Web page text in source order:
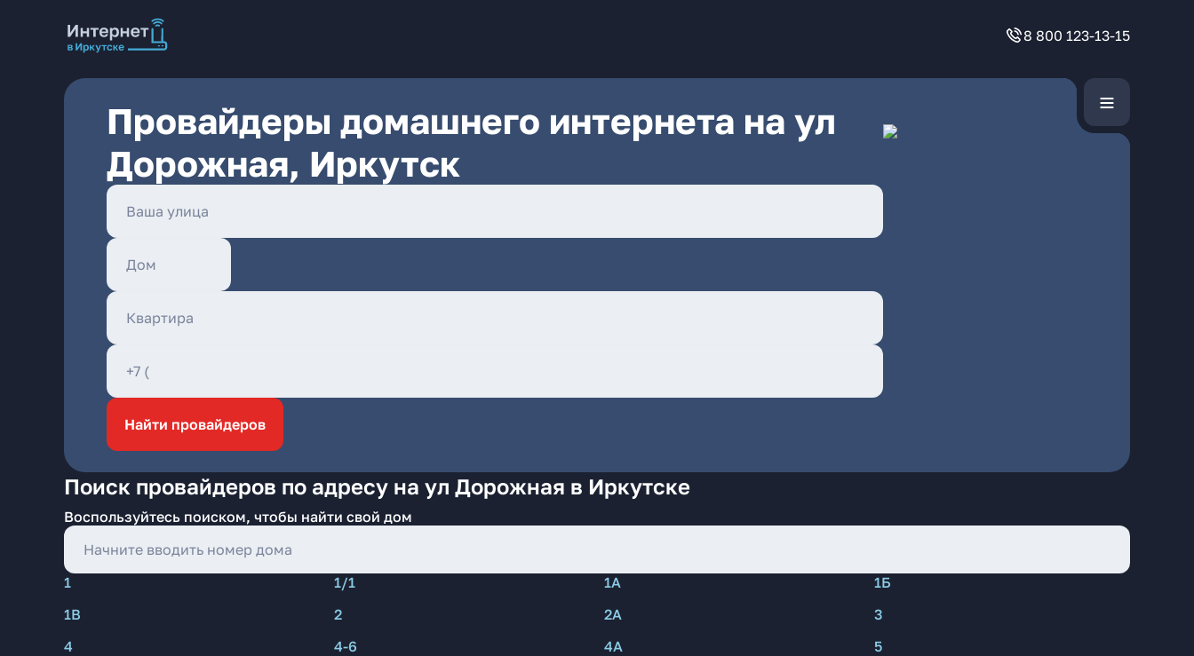
8 800 123-13-15
Провайдеры домашнего интернета на ул
Дорожная, Иркутск
Найти провайдеров
Поиск провайдеров по адресу на ул Дорожная в Иркутске
Воспользуйтесь поиском, чтобы найти свой дом
1 1/1 1А
1Б
1В
2 2А
3
4
4-6 4А
5